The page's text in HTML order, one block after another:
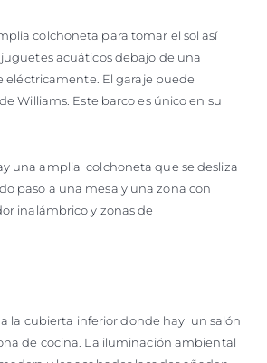
colchoneta para tomar el sol así
acuáticos debajo de una
eléctricamente. El garaje puede
Williams. Este barco es único en su
una amplia colchoneta que se desliza
paso a una mesa y una zona con
inalámbrico y zonas de
a la cubierta inferior donde hay un salón
de cocina. La iluminación ambiental